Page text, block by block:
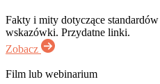
Fakty i mity dotyczące
wskazówki. Przydatne linki.
Zobacz
Film lub webinarium